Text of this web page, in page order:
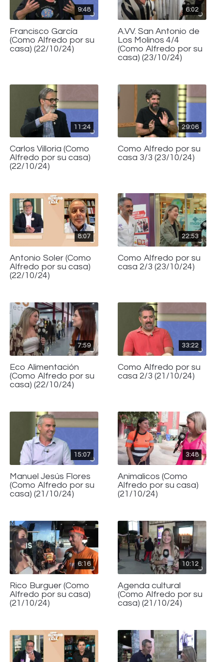
9:48
Francisco García
(Como Alfredo por su
casa) (22/10/24)
6:02
A.VV. San Antonio de
Los Molinos 4/4
(Como Alfredo por su
casa) (23/10/24)
11:24
Carlos Villoria (Como
Alfredo por su casa)
(22/10/24)
29:06
Como Alfredo por su
casa 3/3 (23/10/24)
8:07
Antonio Soler (Como
Alfredo por su casa)
(22/10/24)
22:53
Como Alfredo por su
casa 2/3 (23/10/24)
7:59
Eco Alimentación
(Como Alfredo por su
casa) (22/10/24)
33:22
Como Alfredo por su
casa 2/3 (21/10/24)
15:07
Manuel Jesús Flores
(Como Alfredo por su
casa) (21/10/24)
3:48
Animalicos (Como
Alfredo por su casa)
(21/10/24)
6:16
Rico Burguer (Como
Alfredo por su casa)
(21/10/24)
10:12
Agenda cultural
(Como Alfredo por su
casa) (21/10/24)